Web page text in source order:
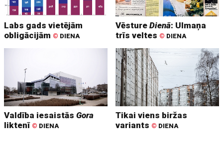
Labs gads vietējām
obligācijām © DIENA
VēstureDienā: Ulmaņa
trīs veltes © DIENA
Valdība iesaistāsGora
liktenī © DIENA
Tikai viens biržas
variants © DIENA